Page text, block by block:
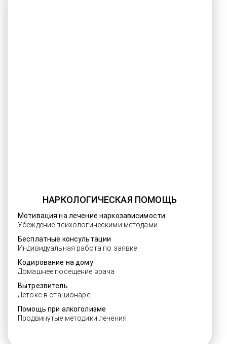
НАРКОЛОГИЧЕСКАЯ ПОМОЩЬ
Мотивация на лечение наркозависимости
Убеждение психологическими методами
Бесплатные консультации
Индивидуальная работа по заявке
Кодирование на дому
Домашнее посещение врача
Вытрезвитель
Детокс в стационаре
Помощь при алкоголизме
Продвинутые методики лечения